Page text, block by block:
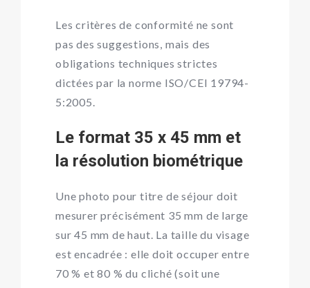
Les critères de conformité ne sont
pas des suggestions, mais des
obligations techniques strictes
dictées par la norme ISO/CEI 19794-
5:2005.
Le format 35 x 45 mm et
la résolution biométrique
Une photo pour titre de séjour doit
mesurer précisément 35 mm de large
sur 45 mm de haut. La taille du visage
est encadrée : elle doit occuper entre
70 % et 80 % du cliché (soit une